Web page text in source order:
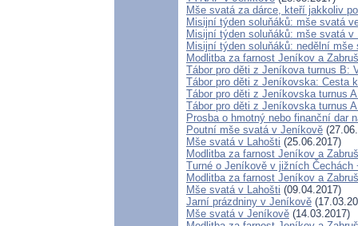
Mše svatá za dárce, kteří jakkoliv
Misijní týden soluňáků: mše svatá
Misijní týden soluňáků: mše svatá v
Misijní týden soluňáků: nedělní
Modlitba za farnost Jeníkov a
Tábor pro děti z Jeníkova turnus B:
Tábor pro děti z Jeníkovska: Cesta
Tábor pro děti z Jeníkovska turnus
Tábor pro děti z Jeníkovska turnus
Prosba o hmotný nebo finanční dar
Poutní mše svatá v Jeníkově
Mše svatá v Lahošti (25.06.2017)
Modlitba za farnost Jeníkov a
Turné o Jeníkově v jižních Čechách
Modlitba za farnost Jeníkov a
Mše svatá v Lahošti (09.04.2017)
Jarní prázdniny v Jeníkově
Mše svatá v Jeníkově (14.03.2017)